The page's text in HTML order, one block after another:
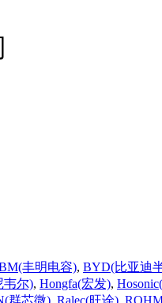
丰明电容), BYD(比亚迪
韦尔), Hongfa(宏发),